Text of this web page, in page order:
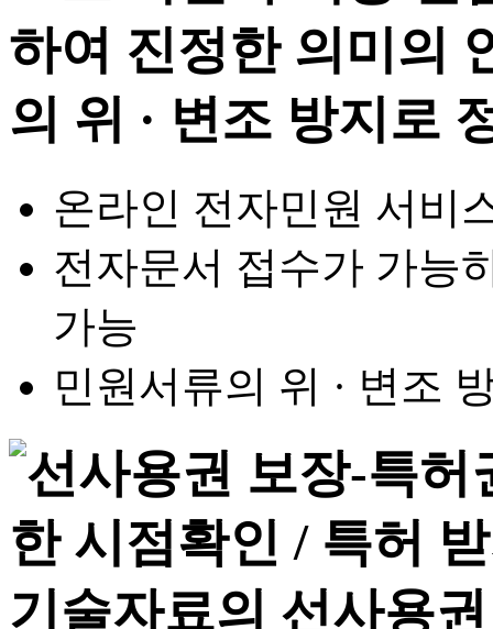
온라인 전자민원 서비
전자문서 접수가 가능
가능
민원서류의 위 · 변조